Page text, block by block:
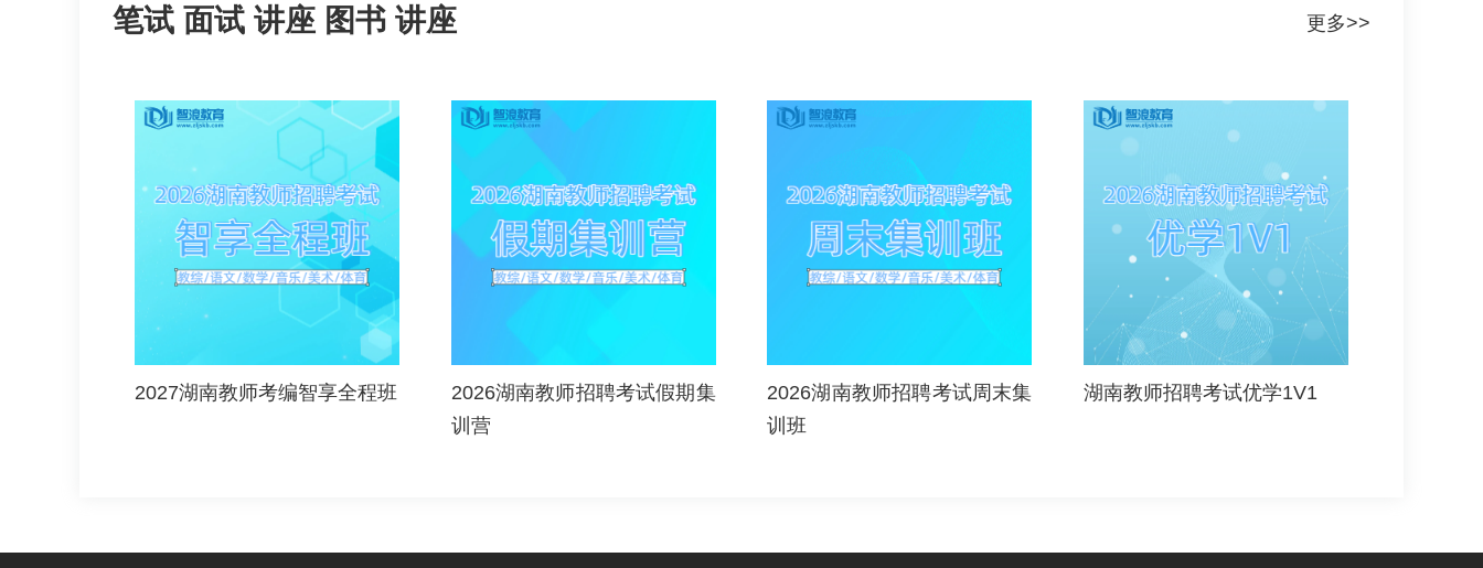
笔试 面试 讲座 图书 讲座 更多>>
2027湖南教师考编智享全程班
2026湖南教师招聘考试假期集
训营
2026湖南教师招聘考试周末集
训班
湖南教师招聘考试优学1V1